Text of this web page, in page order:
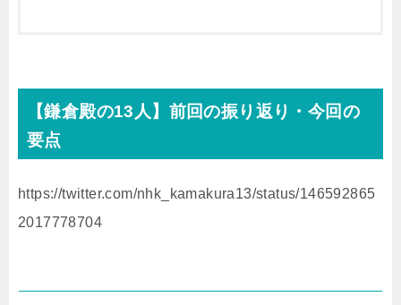
【鎌倉殿の13人】前回の振り返り・今回の
要点
https://twitter.com/nhk_kamakura13/status/146592865
2017778704